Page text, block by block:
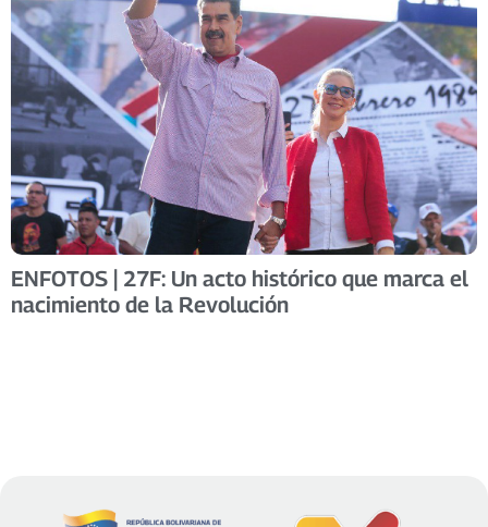
ENFOTOS | 27F: Un acto histórico que marca el
nacimiento de la Revolución